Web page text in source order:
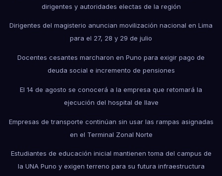
dirigentes y autoridades electas de la región
Dirigentes del magisterio anuncian movilización nacional en Lima
para el 27, 28 y 29 de julio
Docentes cesantes marcharon en Puno para exigir pago de
deuda social e incremento de pensiones
El 14 de agosto se conocerá a la empresa que retomará la
ejecución del hospital de Ilave
Empresas de transporte continúan sin usar las rampas asignadas
en el Terminal Zonal Norte
Estudiantes de educación inicial mantienen toma del campus de
la UNA Puno y exigen terreno para su futura infraestructura